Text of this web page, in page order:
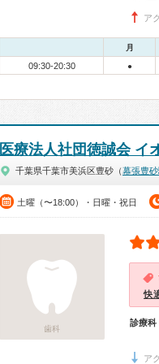
ア
月
09:30-20:30 ●
医療法人社団徳誠会 イ
千葉県千葉市美浜区豊砂（幕張豊砂
土曜（〜18:00）・日曜・祝日
歯科
快
診療科
ア